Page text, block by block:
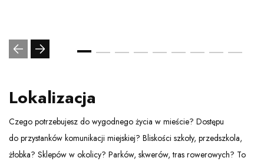
Lokalizacja
Czego potrzebujesz do wygodnego życia w mieście? Dostępu
do przystanków komunikacji miejskiej? Bliskości szkoły, przedszkola,
żłobka? Sklepów w okolicy? Parków, skwerów, tras rowerowych? To